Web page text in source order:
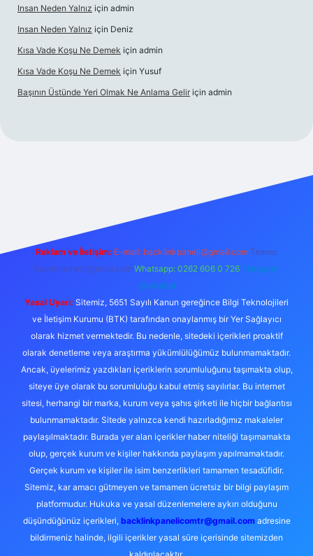
Insan Neden Yalnız için admin
Insan Neden Yalnız için Deniz
Kısa Vade Koşu Ne Demek için admin
Kısa Vade Koşu Ne Demek için Yusuf
Başının Üstünde Yeri Olmak Ne Anlama Gelir için admin
Reklam ve İletişim: E-mail: backlinkpaneli@gmail.com Teams:
forumhizmeti@gmail.com Whatsapp: 0262 606 0 726 Telegram:
@karabul
Yasal Uyarı: Sitemiz, 5651 Sayılı Kanun gereğince Bilgi Teknolojileri
ve İletişim Kurumu (BTK) tarafından onaylanmış bir Yer Sağlayıcı
olarak hizmet vermektedir. Bu nedenle, sitedeki içerikleri proaktif
olarak denetleme veya araştırma yükümlülüğümüz bulunmamaktadır.
Ancak, üyelerimiz yazdıkları içeriklerin sorumluluğunu taşımakta olup,
siteye üye olarak bu sorumluluğu kabul etmiş sayılırlar. Bu internet
sitesi, herhangi bir marka, kurum veya şahıs şirketi ile hiçbir bağlantısı
bulunmamaktadır. Sitede yalnızca kendi hazırladığımız makaleler
paylaşılmaktadır. Burada yer alan içerikler haber niteliği taşımamakta
olup, gerçek kurum ve kişiler hakkında paylaşım yapılmamaktadır.
Gerçek kurum ve kişiler ile isim benzerlikleri tamamen tesadüfidir.
Sitemiz, kar amacı gütmeyen ve tamamen ücretsiz bir bilgi paylaşım
platformudur. Hukuka ve yasal düzenlemelere aykırı olduğunu
düşündüğünüz içerikleri, backlinkpanelicomtr@gmail.comadresine
bildirmeniz halinde, ilgili içerikler yasal süre içerisinde sitemizden